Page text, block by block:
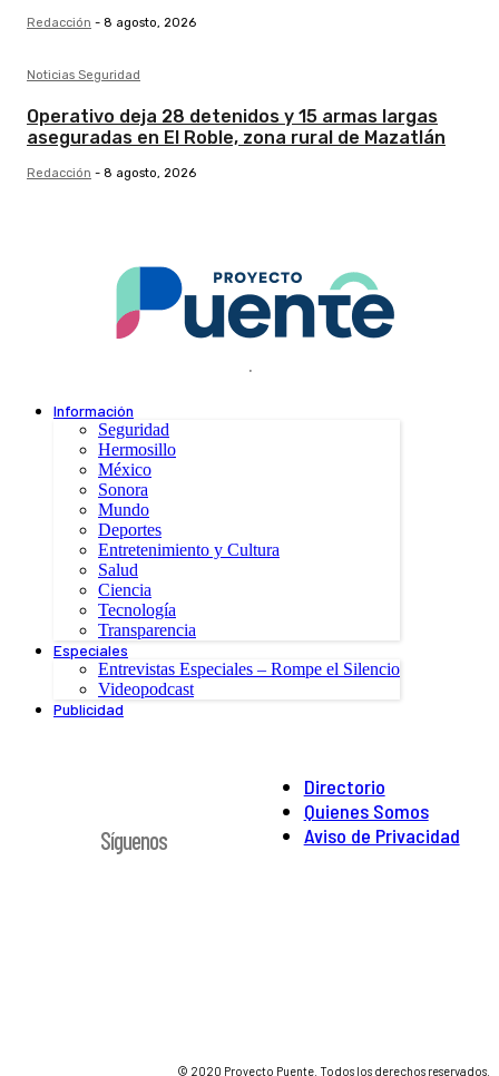
Redacción - 8 agosto, 2026
Noticias Seguridad
Operativo deja 28 detenidos y 15 armas largas
aseguradas en El Roble, zona rural de Mazatlán
Redacción - 8 agosto, 2026
.
Información
Seguridad
Hermosillo
México
Sonora
Mundo
Deportes
Entretenimiento y Cultura
Salud
Ciencia
Tecnología
Transparencia
Especiales
Entrevistas Especiales – Rompe el Silencio
Videopodcast
Publicidad
Directorio
Quienes Somos
Aviso de Privacidad
Síguenos
© 2020 Proyecto Puente. Todos los derechos reservados.